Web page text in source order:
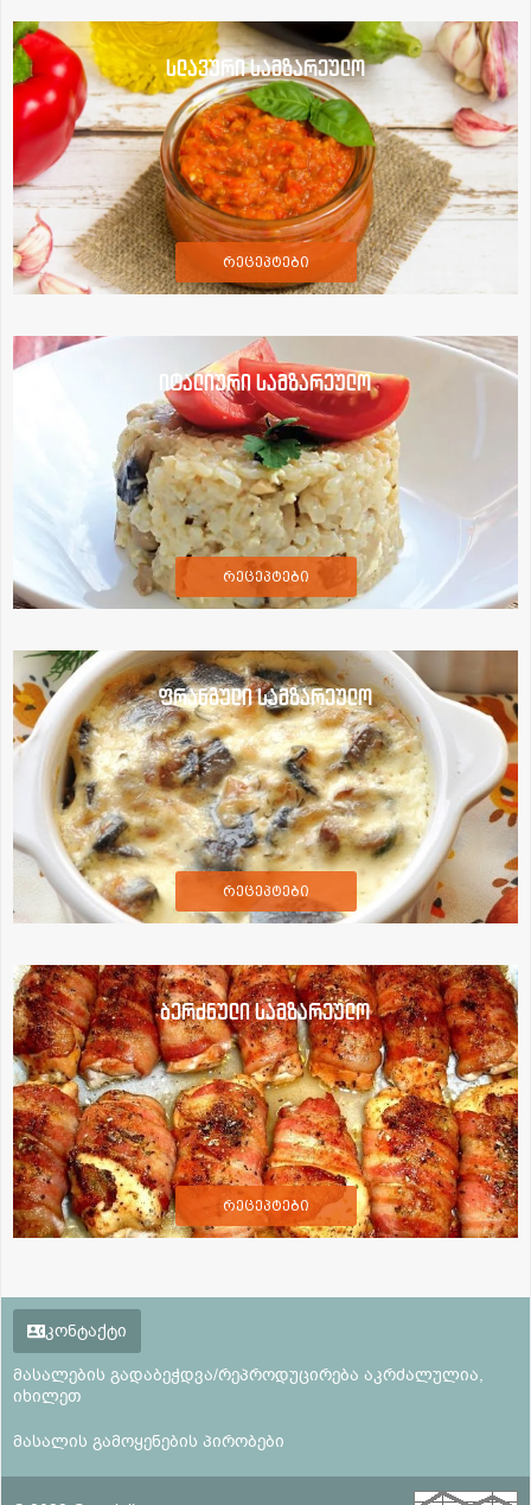
სლავური სამზარეულო
რეცეპტები
იტალიური სამზარეულო
რეცეპტები
ფრანგული სამზარეულო
რეცეპტები
ბერძნული სამზარეულო
რეცეპტები
კონტაქტი
მასალების გადაბეჭდვა/რეპროდუცირება აკრძალულია,
იხილეთ
მასალის გამოყენების პირობები